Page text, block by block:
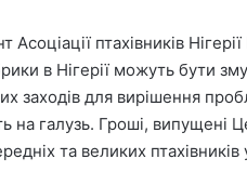
o
n
X
e
m
a
i
Асоціації птахівників
в Нігерії можуть бути
заходів для вирішення
на галузь. Гроші, випущені
та великих птахівників